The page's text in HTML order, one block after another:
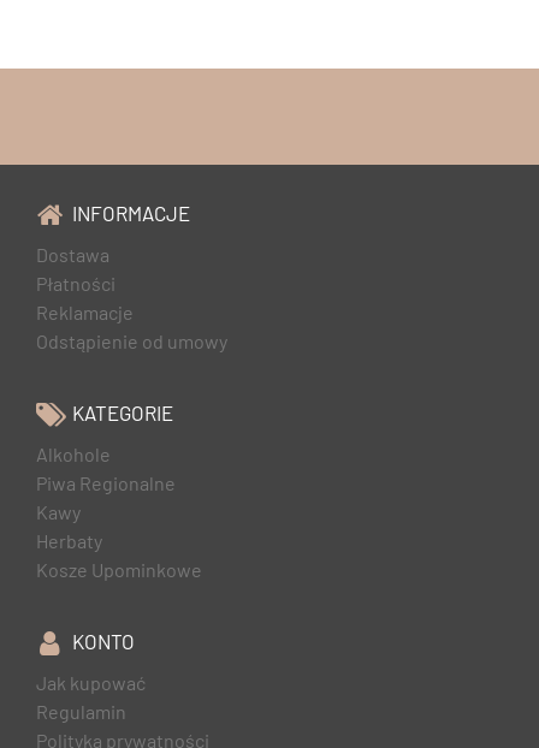
INFORMACJE
Dostawa
Płatności
Reklamacje
Odstąpienie od umowy
KATEGORIE
Alkohole
Piwa Regionalne
Kawy
Herbaty
Kosze Upominkowe
KONTO
Jak kupować
Regulamin
Polityka prywatności